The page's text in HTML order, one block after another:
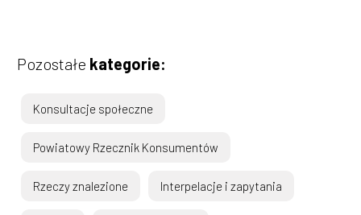
Pozostałe kategorie:
Konsultacje społeczne
Powiatowy Rzecznik Konsumentów
Rzeczy znalezione Interpelacje i zapytania